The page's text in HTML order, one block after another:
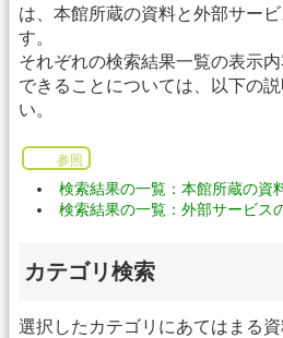
は、本館所蔵の資料と外部サー
す。
それぞれの検索結果一覧の表示
できることについては、以下の
い。
参照
検索結果の一覧：本館所蔵の資
検索結果の一覧：外部サービス
カテゴリ検索
選択したカテゴリにあてはまる